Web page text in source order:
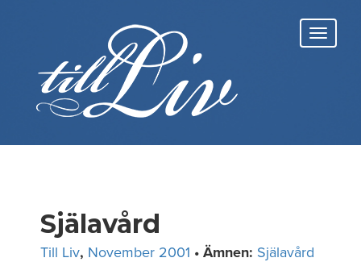
Själavård
Till Liv, November 2001 • Ämnen: Själavård